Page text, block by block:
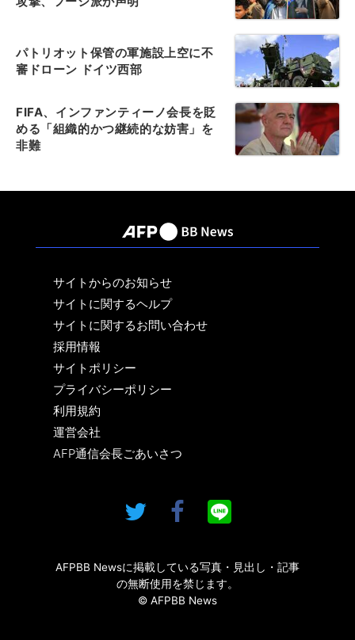
パトリオット保管の軍施設上空に不
審ドローン ドイツ西部
FIFA、インファンティーノ会長を貶
める「組織的かつ継続的な妨害」を
非難
サイトからのお知らせ
サイトに関するヘルプ
サイトに関するお問い合わせ
採用情報
サイトポリシー
プライバシーポリシー
利用規約
運営会社
AFP通信会長ごあいさつ
AFPBB Newsに掲載している写真・見出し・記事
の無断使用を禁じます。
© AFPBB News